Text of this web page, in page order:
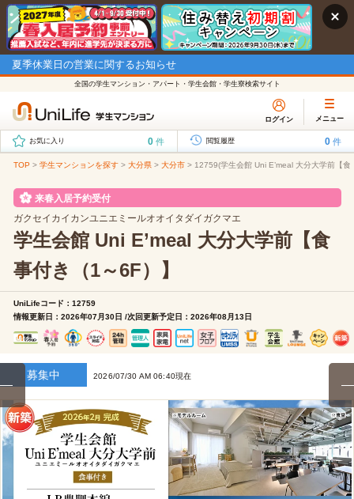
夏季休業日の営業に関するお知らせ
全国の学生マンション・アパート・学生会館・学生寮検索サイト
ログイン メニュー
お気に入り 0 件 閲覧履歴 0 件
TOP > 学生マンションを探す > 大分県 > 大分市 > 12759(学生会館 Uni E’meal 大分大学前【
来春入居予約受付
ガクセイカイカンユニエミールオオイタダイガクマエ
学生会館 Uni E’meal 大分大学前【食
事付き（1～6F）】
UniLifeコード：12759
情報更新日：2026年07月30日 /次回更新予定日：2026年08月13日
募集中 2026/07/30 AM 06:40現在